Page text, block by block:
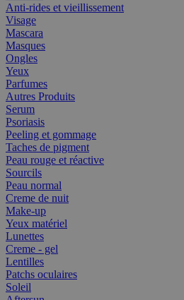
Anti-rides et vieillissement
Visage
Mascara
Masques
Ongles
Yeux
Parfumes
Autres Produits
Serum
Psoriasis
Peeling et gommage
Taches de pigment
Peau rouge et réactive
Sourcils
Peau normal
Creme de nuit
Make-up
Yeux matériel
Lunettes
Creme - gel
Lentilles
Patchs oculaires
Soleil